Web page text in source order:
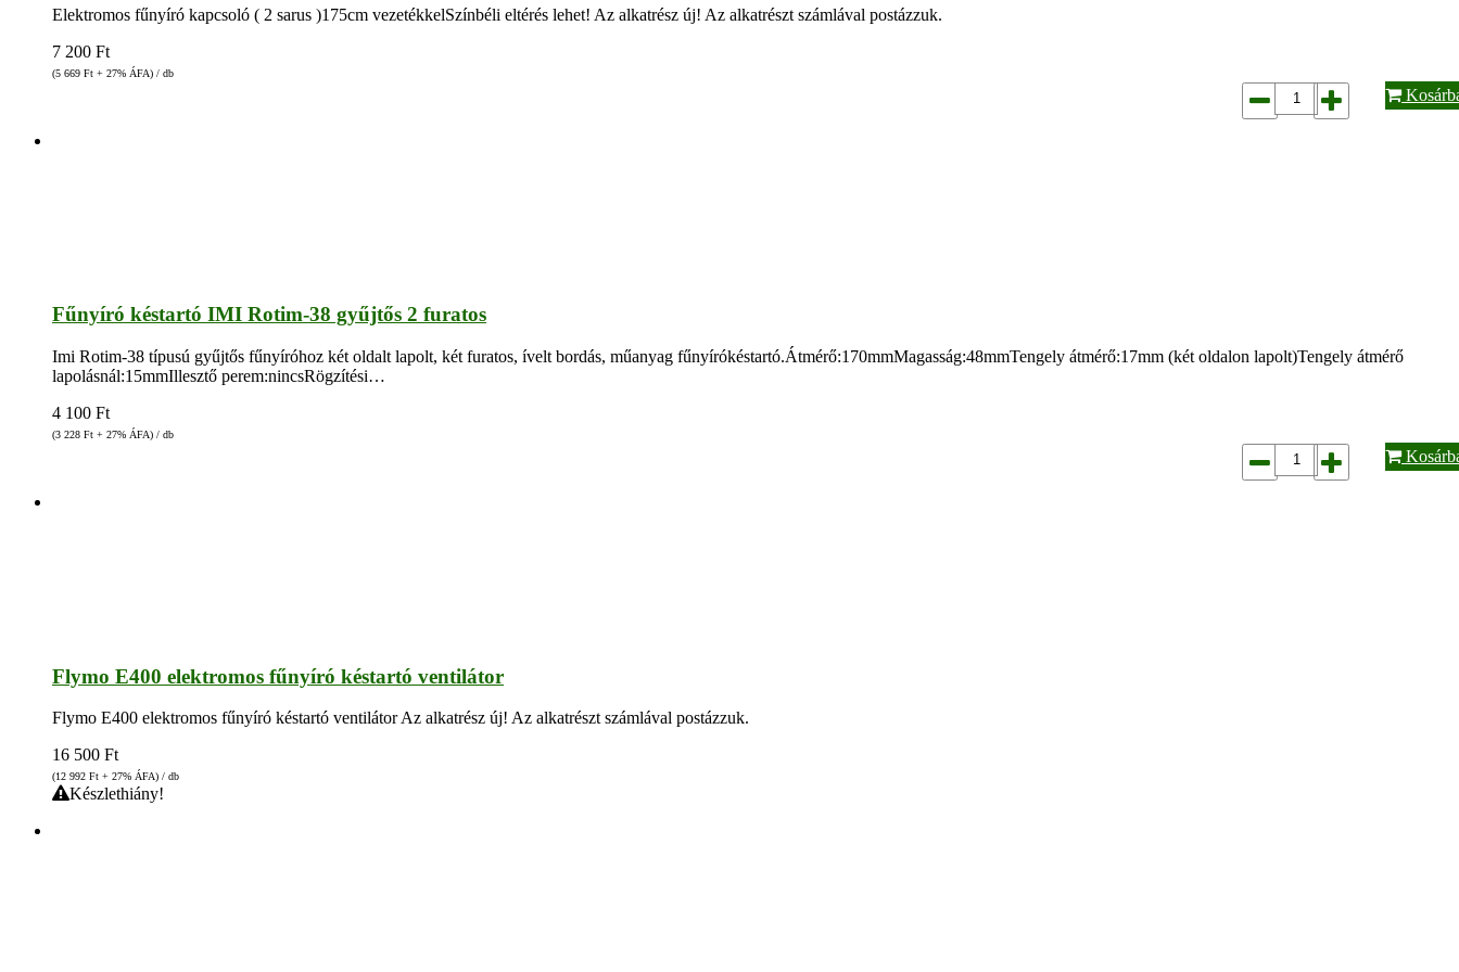
Elektromos fűnyíró kapcsoló ( 2 sarus )175cm vezetékkelSzínbéli eltérés lehet! Az alkatrész új! Az alkatrészt számlával postázzuk.
7 200 Ft
(5 669 Ft + 27% ÁFA) / db
Fűnyíró késtartó IMI Rotim-38 gyűjtős 2 furatos
Imi Rotim-38 típusú gyűjtős fűnyíróhoz két oldalt lapolt, két furatos, ívelt bordás, műanyag fűnyírókéstartó.Átmérő:170mmMagasság:48mmTengely átmérő:17mm (két oldalon lapolt)Tengely átmérő
lapolásnál:15mmIllesztő perem:nincsRögzítési…
4 100 Ft
(3 228 Ft + 27% ÁFA) / db
Flymo E400 elektromos fűnyíró késtartó ventilátor
Flymo E400 elektromos fűnyíró késtartó ventilátor Az alkatrész új! Az alkatrészt számlával postázzuk.
16 500 Ft
(12 992 Ft + 27% ÁFA) / db
Készlethiány!